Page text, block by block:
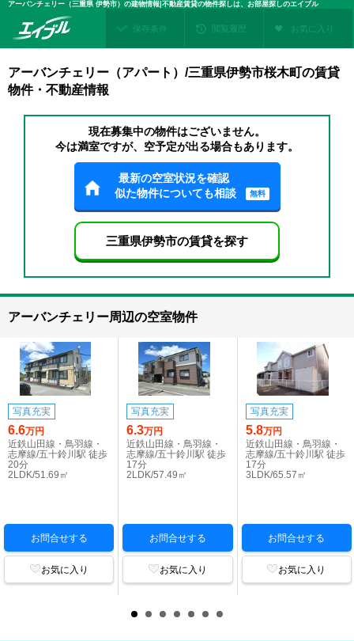
アーバンチェリー（三重県 伊勢市）の建物情報|不動産賃貸の物件探しは、お部屋探しのエイブル
保存条件 閲覧履歴 お気に入り
アーバンチェリー（アパート）/三重県伊勢市桜木町の賃貸
物件・不動産情報
現在募集中の物件はございません。
今は満室ですが、空予定が出る場合もあります。
最新の空室状況を確認
似た物件についても相談
無料
三重県伊勢市の賃貸を探す
アーバンチェリー周辺の空室物件
写真充実
6.6万円
近鉄山田線・鳥羽線・
志摩線/五十鈴川駅 徒歩
20分
2LDK/51.69㎡
お問合せする
お気に入り
写真充実
6.3万円
近鉄山田線・鳥羽線・
志摩線/五十鈴川駅 徒歩
17分
2LDK/57.49㎡
お問合せする
お気に入り
写真充実
5.8万円
近鉄山田線・鳥羽線・
志摩線/五十鈴川駅 徒歩
17分
3LDK/65.57㎡
お問合せする
お気に入り